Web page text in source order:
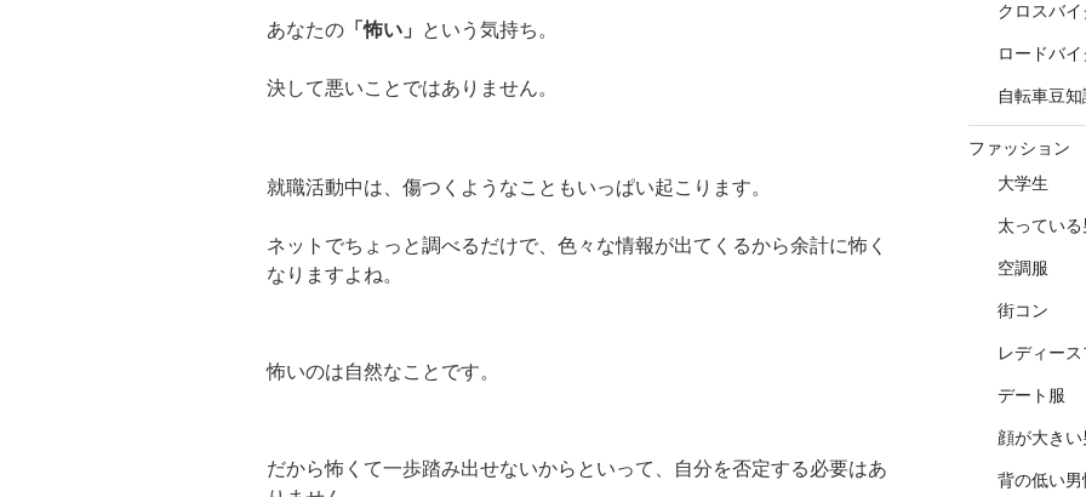
あなたの 「怖い」 という気持ち。
決して悪いことではありません。
就職活動中は、傷つくようなこともいっぱい起こります。
ネットでちょっと調べるだけで、色々な情報が出てくるから余計に怖く
なりますよね。
怖いのは自然なことです。
だから怖くて一歩踏み出せないからといって、自分を否定する必要はあ
クロスバイ
ロードバイ
自転車豆知
ファッション
大学生
太ってい
空調服
街コン
レディー
デート服
顔が大き
背の低い男